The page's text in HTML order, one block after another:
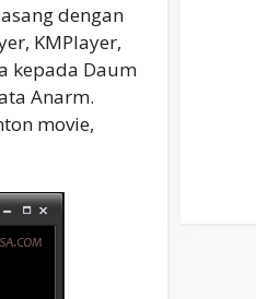
dengan
KMPlayer,
kepada Daum
Anarm.
movie,